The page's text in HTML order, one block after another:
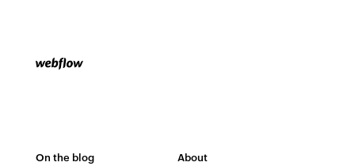
On the blog About